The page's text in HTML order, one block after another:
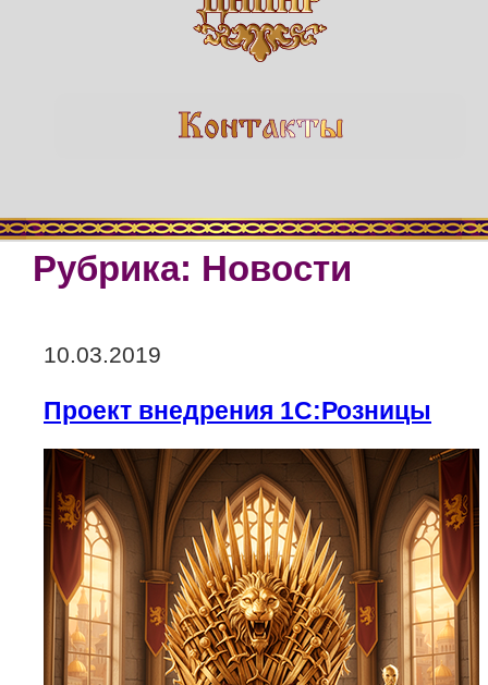
Рубрика: Новости
Опубликовано
10.03.2019
Проект внедрения 1С:Розницы